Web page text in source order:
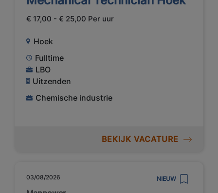
€ 17,00 - € 25,00 Per uur
Hoek
Fulltime
LBO
Uitzenden
Chemische industrie
BEKIJK VACATURE
03/08/2026 NIEUW